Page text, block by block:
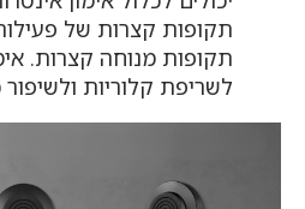
תקופות קצרות של
תקופות מנוחה קצרות.
לשריפת קלוריות ולשיפור